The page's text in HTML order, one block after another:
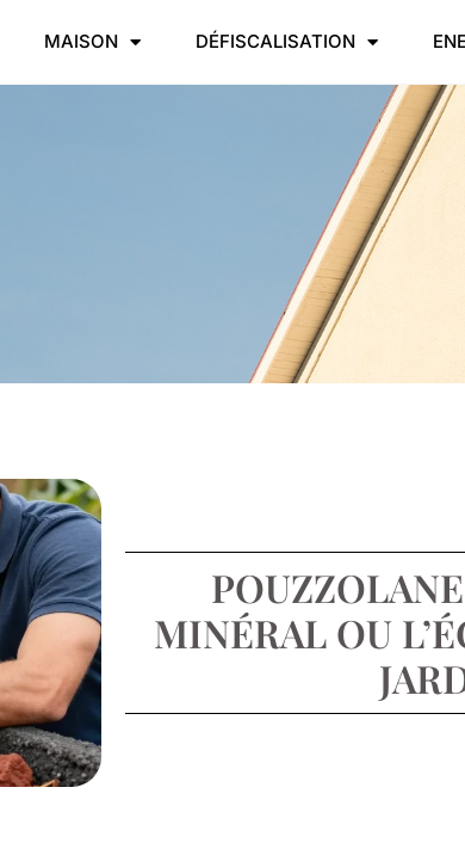
MAISON DÉFISCALISATION
MINÉRAL OU